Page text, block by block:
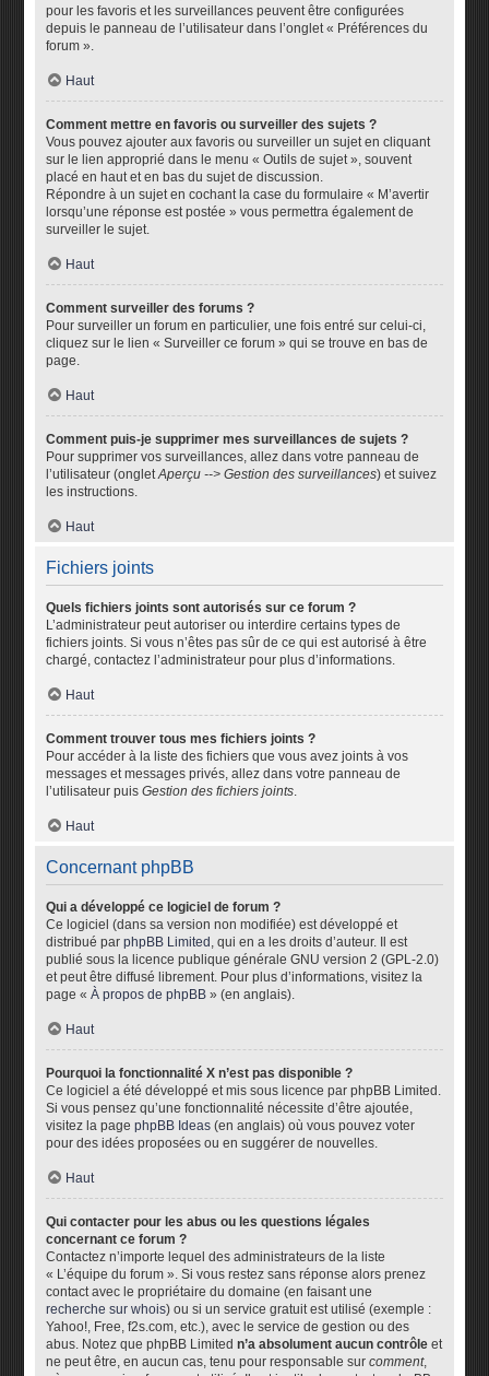
pour les favoris et les surveillances peuvent être configurées
depuis le panneau de l’utilisateur dans l’onglet « Préférences du
forum ».
Haut
Comment mettre en favoris ou surveiller des sujets ?
Vous pouvez ajouter aux favoris ou surveiller un sujet en cliquant
sur le lien approprié dans le menu « Outils de sujet », souvent
placé en haut et en bas du sujet de discussion.
Répondre à un sujet en cochant la case du formulaire « M’avertir
lorsqu’une réponse est postée » vous permettra également de
surveiller le sujet.
Haut
Comment surveiller des forums ?
Pour surveiller un forum en particulier, une fois entré sur celui-ci,
cliquez sur le lien « Surveiller ce forum » qui se trouve en bas de
page.
Haut
Comment puis-je supprimer mes surveillances de sujets ?
Pour supprimer vos surveillances, allez dans votre panneau de
l’utilisateur (ongletAperçu --> Gestion des surveillances) et suivez
les instructions.
Haut
Fichiers joints
Quels fichiers joints sont autorisés sur ce forum ?
L’administrateur peut autoriser ou interdire certains types de
fichiers joints. Si vous n’êtes pas sûr de ce qui est autorisé à être
chargé, contactez l’administrateur pour plus d’informations.
Haut
Comment trouver tous mes fichiers joints ?
Pour accéder à la liste des fichiers que vous avez joints à vos
messages et messages privés, allez dans votre panneau de
l’utilisateur puisGestion des fichiers joints.
Haut
Concernant phpBB
Qui a développé ce logiciel de forum ?
Ce logiciel (dans sa version non modifiée) est développé et
distribué parphpBB Limited , qui en a les droits d’auteur. Il est
publié sous la licence publique générale GNU version 2 (GPL-2.0)
et peut être diffusé librement. Pour plus d’informations, visitez la
page «À propos de phpBB » (en anglais).
Haut
Pourquoi la fonctionnalité X n’est pas disponible ?
Ce logiciel a été développé et mis sous licence par phpBB Limited.
Si vous pensez qu’une fonctionnalité nécessite d’être ajoutée,
visitez la pagephpBB Ideas (en anglais) où vous pouvez voter
pour des idées proposées ou en suggérer de nouvelles.
Haut
Qui contacter pour les abus ou les questions légales
concernant ce forum ?
Contactez n’importe lequel des administrateurs de la liste
« L’équipe du forum ». Si vous restez sans réponse alors prenez
contact avec le propriétaire du domaine (en faisant une
recherche sur whois) ou si un service gratuit est utilisé (exemple :
Yahoo!, Free, f2s.com, etc.), avec le service de gestion ou des
abus. Notez que phpBB Limitedn’a absolument aucun contrôle et
ne peut être, en aucun cas, tenu pour responsable surcomment,